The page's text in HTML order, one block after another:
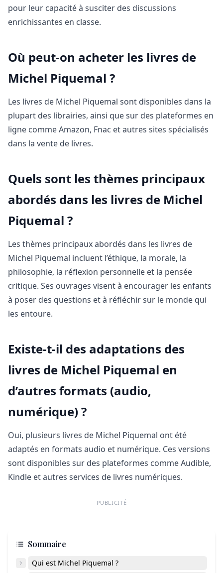
pour leur capacité à susciter des discussions
enrichissantes en classe.
Où peut-on acheter les livres de
Michel Piquemal ?
Les livres de Michel Piquemal sont disponibles dans la
plupart des librairies, ainsi que sur des plateformes en
ligne comme Amazon, Fnac et autres sites spécialisés
dans la vente de livres.
Quels sont les thèmes principaux
abordés dans les livres de Michel
Piquemal ?
Les thèmes principaux abordés dans les livres de
Michel Piquemal incluent l’éthique, la morale, la
philosophie, la réflexion personnelle et la pensée
critique. Ses ouvrages visent à encourager les enfants
à poser des questions et à réfléchir sur le monde qui
les entoure.
Existe-t-il des adaptations des
livres de Michel Piquemal en
d’autres formats (audio,
numérique) ?
Oui, plusieurs livres de Michel Piquemal ont été
adaptés en formats audio et numérique. Ces versions
sont disponibles sur des plateformes comme Audible,
Kindle et autres services de livres numériques.
PUBLICITÉ
Sommaire
Qui est Michel Piquemal ?